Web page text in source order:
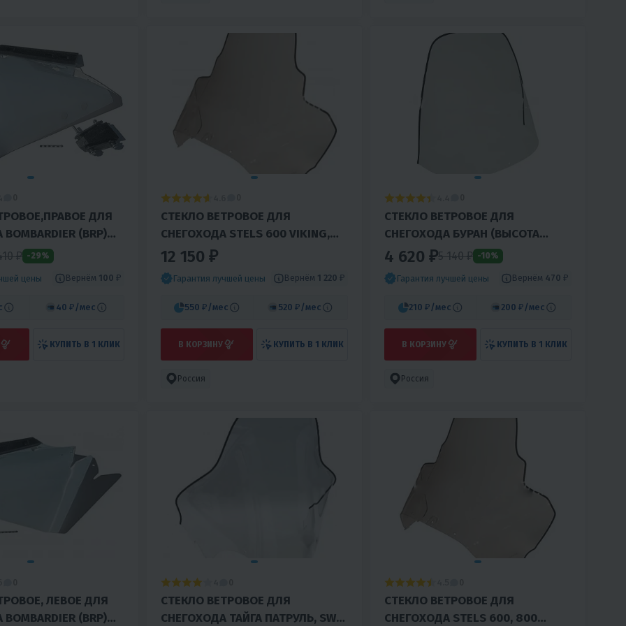
ДЛЯ
(BRP)
₽ -29%
цены Вернём 100 ₽
40 ₽ /мес
КУПИТЬ В 1 КЛИК
СТЕКЛО ВЕТРОВОЕ ДЛЯ
СНЕГОХОДА STELS 600 VIKING,
ЕРМАК, УВЕЛИЧЕННОЕ
12 150 ₽
Гарантия лучшей цены Вернём 1 220 ₽
550 ₽ /мес 520 ₽ /мес
В КОРЗИНУ КУПИТЬ В 1 КЛИК
Россия
СТЕКЛО ВЕТРОВОЕ ДЛЯ
СНЕГОХОДА БУРАН (ВЫСОТА
67СМ, ТОЛЩИНА 2ММ, МПК)
4 620 ₽5 140 ₽ -10%
Гарантия лучшей цены Вернём 470 ₽
210 ₽ /мес 200 ₽ /мес
В КОРЗИНУ КУПИТЬ В 1 КЛИК
Россия
ЛЕВОЕ ДЛЯ
(BRP)
СТЕКЛО ВЕТРОВОЕ ДЛЯ
СНЕГОХОДА ТАЙГА ПАТРУЛЬ, SWT,
СТЕКЛО ВЕТРОВОЕ ДЛЯ
СНЕГОХОДА STELS 600, 800